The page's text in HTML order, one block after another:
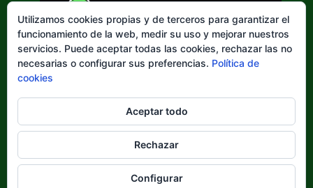
Elegir
idioma
Utilizamos cookies propias y de terceros para garantizar el
funcionamiento de la web, medir su uso y mejorar nuestros
servicios. Puede aceptar todas las cookies, rechazar las no
necesarias o configurar sus preferencias. Política de
cookies
Aceptar todo
Rechazar
Configurar